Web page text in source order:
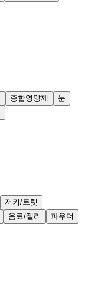
종합영양제
눈
저키/트릿
음료/젤리 파우더